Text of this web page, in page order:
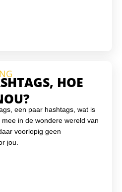
HOE
een paar hashtags, wat is
in de wondere wereld van
voorlopig geen
jou.